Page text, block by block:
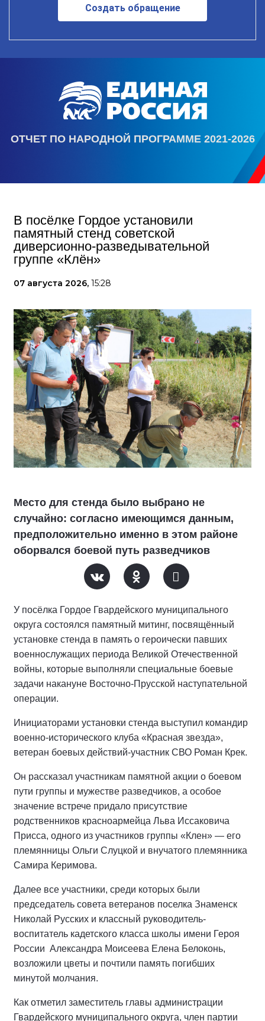
Создать обращение
ОТЧЕТ ПО НАРОДНОЙ ПРОГРАММЕ 2021-2026
В посёлке Гордое установили
памятный стенд советской
диверсионно-разведывательной
группе «Клён»
07 августа 2026, 15:28
Место для стенда было выбрано не
случайно: согласно имеющимся данным,
предположительно именно в этом районе
оборвался боевой путь разведчиков
У посёлка Гордое Гвардейского муниципального
округа состоялся памятный митинг, посвящённый
установке стенда в память о героически павших
военнослужащих периода Великой Отечественной
войны, которые выполняли специальные боевые
задачи накануне Восточно-Прусской наступательной
операции.
Инициаторами установки стенда выступил командир
военно-исторического клуба «Красная звезда»,
ветеран боевых действий-участник СВО Роман Крек.
Он рассказал участникам памятной акции о боевом
пути группы и мужестве разведчиков, а особое
значение встрече придало присутствие
родственников красноармейца Льва Иссаковича
Присса, одного из участников группы «Клен» — его
племянницы Ольги Слуцкой и внучатого племянника
Самира Керимова.
Далее все участники, среди которых были
председатель совета ветеранов поселка Знаменск
Николай Русских и классный руководитель-
воспитатель кадетского класса школы имени Героя
России Александра Моисеева Елена Белоконь,
возложили цветы и почтили память погибших
минутой молчания.
Как отметил заместитель главы администрации
Гвардейского муниципального округа, член партии